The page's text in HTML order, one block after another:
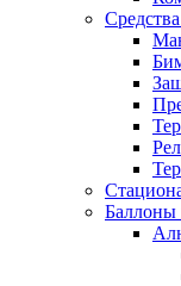
Баллоны